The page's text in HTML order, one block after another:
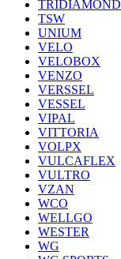
TRIDIAMOND
TSW
UNIUM
VELO
VELOBOX
VENZO
VERSSEL
VESSEL
VIPAL
VITTORIA
VOLPX
VULCAFLEX
VULTRO
VZAN
WCO
WELLGO
WESTER
WG